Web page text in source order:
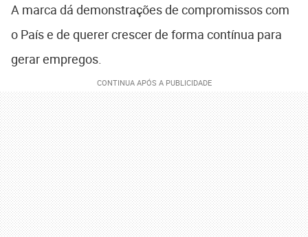
A marca dá demonstrações de compromissos com
o País e de querer crescer de forma contínua para
gerar empregos.